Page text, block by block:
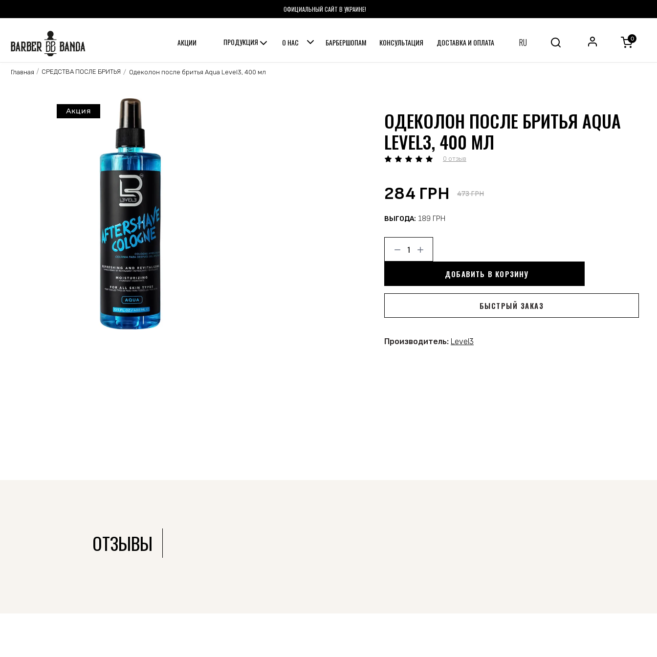
ОФИЦИАЛЬНЫЙ САЙТ В УКРАИНЕ!
ПРОДУКЦИЯ О НАС БАРБЕРШОПАМ КОНСУЛЬТАЦИЯ ДОСТАВКА И ОПЛАТА
АКЦИИ RU 0
Главная СРЕДСТВА ПОСЛЕ БРИТЬЯ Одеколон после бритья Aqua Level3, 400 мл
Акция
ОДЕКОЛОН ПОСЛЕ БРИТЬЯ AQUA
LEVEL3, 400 МЛ
0 отзыв
284 ГРН 473 ГРН
ВЫГОДА: 189 ГРН
ДОБАВИТЬ В КОРЗИНУ
БЫСТРЫЙ ЗАКАЗ
Производитель: Level3
ОТЗЫВЫ